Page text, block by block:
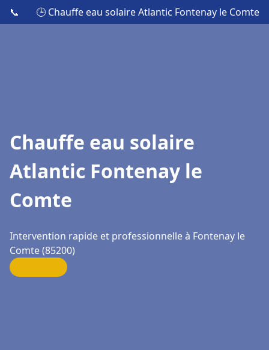
📞 🕒 Chauffe eau solaire Atlantic Fontenay le Comte
Chauffe eau solaire
Atlantic Fontenay le
Comte
Intervention rapide et professionnelle à Fontenay le
Comte (85200)